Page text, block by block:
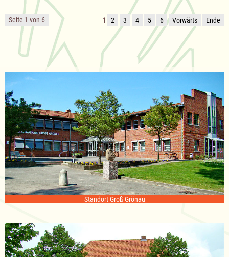
Seite 1 von 6 1 2 3 4 5 6 Vorwärts Ende
Standort Groß Grönau